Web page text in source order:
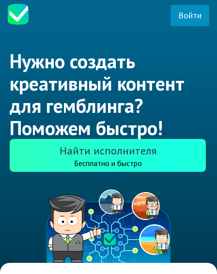
Войти
Нужно создать
креативный контент
для гемблинга?
Поможем быстро!
Найти исполнителя
Бесплатно и быстро